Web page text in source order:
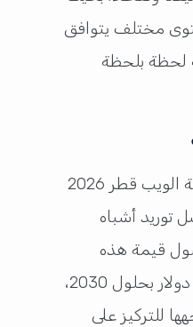
مختلف يتوافق
لحظة بلحظة
كما سلطت جلسات قمة الويب قطر 2026
توريد أشباه
قيمة هذه
الصناعة إلى 1.6 تريليون دولار بحلول 2030،
للتركيز على